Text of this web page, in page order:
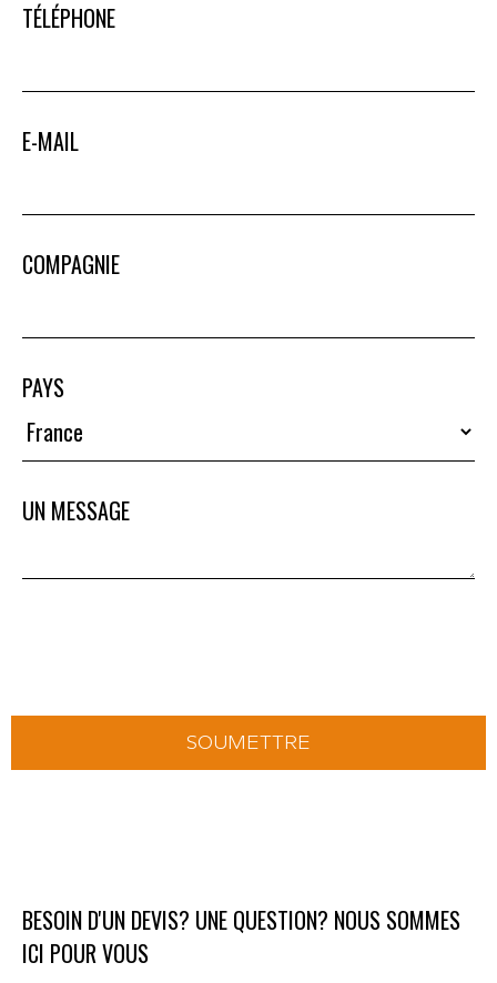
TÉLÉPHONE
E-MAIL
COMPAGNIE
PAYS
UN MESSAGE
BESOIN D'UN DEVIS? UNE QUESTION? NOUS SOMMES
ICI POUR VOUS